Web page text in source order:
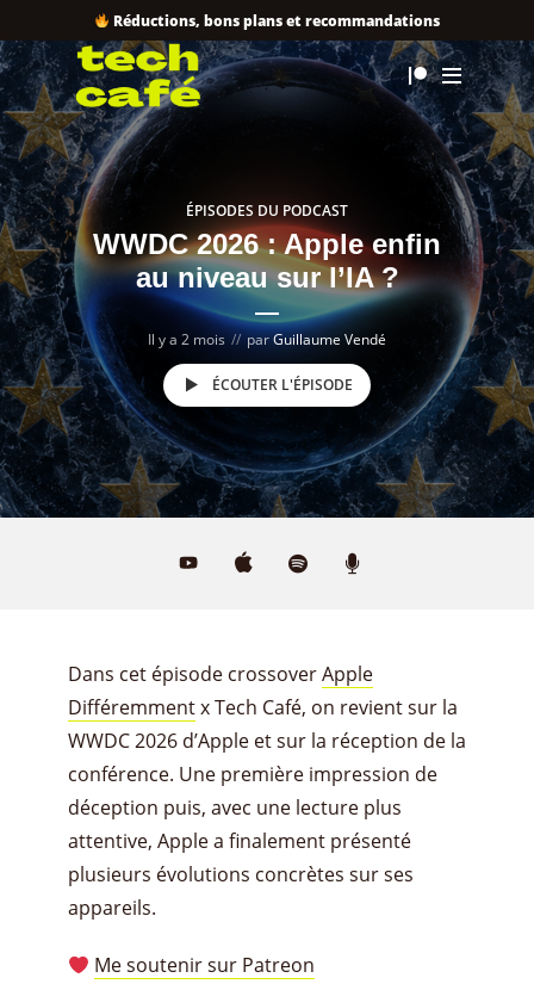
Réductions, bons plans et recommandations
ÉPISODES DU PODCAST
WWDC 2026 : Apple enfin
au niveau sur l’IA ?
Il y a 2 mois parGuillaume Vendé
ÉCOUTER L'ÉPISODE
Dans cet épisode crossoverApple
Différemmentx Tech Café, on revient sur la
WWDC 2026 d’Apple et sur la réception de la
conférence. Une première impression de
déception puis, avec une lecture plus
attentive, Apple a finalement présenté
plusieurs évolutions concrètes sur ses
appareils.
Me soutenir sur Patreon